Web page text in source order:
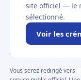
site officiel — le
sélectionné.
Voir les
Vous serez redirigé vers